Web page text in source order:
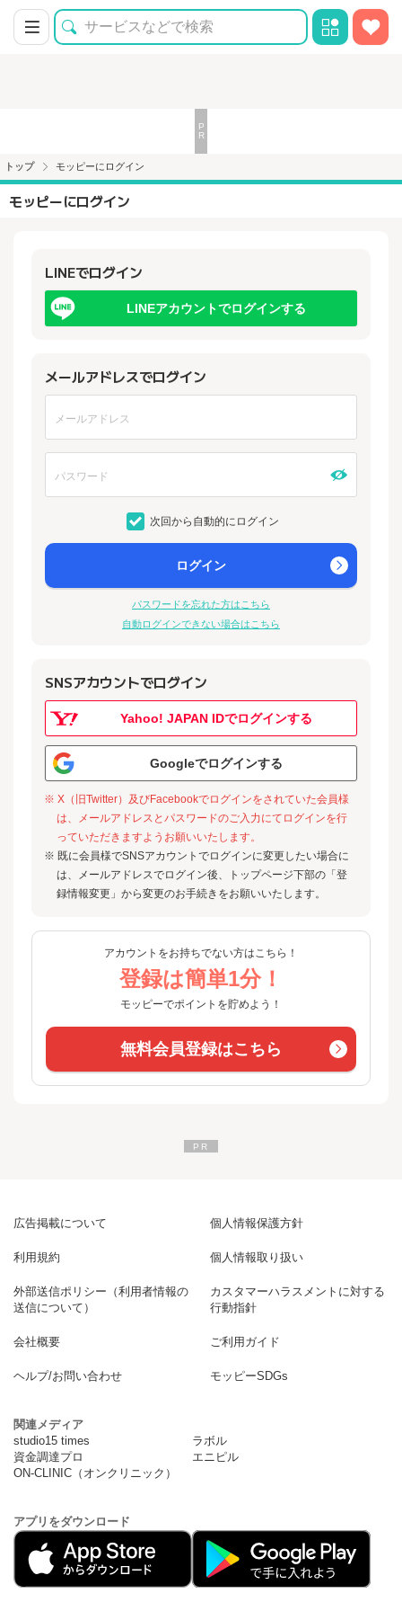
トップ モッピーにログイン
モッピーにログイン
LINEでログイン
LINEアカウントでログインする
メールアドレスでログイン
次回から自動的にログイン
ログイン
パスワードを忘れた方はこちら
自動ログインできない場合はこちら
SNSアカウントでログイン
Yahoo! JAPAN IDでログインする
Googleでログインする
※ X（旧Twitter）及びFacebookでログインをされていた会員様
は、メールアドレスとパスワードのご入力にてログインを行
っていただきますようお願いいたします。
※ 既に会員様でSNSアカウントでログインに変更したい場合に
は、メールアドレスでログイン後、トップページ下部の「登
録情報変更」から変更のお手続きをお願いいたします。
アカウントをお持ちでない方はこちら！
登録は簡単1分！
モッピーでポイントを貯めよう！
無料会員登録はこちら
広告掲載について 個人情報保護方針
利用規約 個人情報取り扱い
外部送信ポリシー（利用者情報の
送信について）
カスタマーハラスメントに対する
行動指針
会社概要 ご利用ガイド
ヘルプ/お問い合わせ モッピーSDGs
関連メディア
studio15 times
ラボル
資金調達プロ
エニピル
ON-CLINIC（オンクリニック）
アプリをダウンロード